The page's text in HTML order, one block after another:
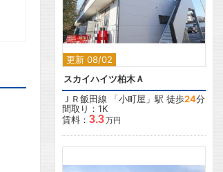
更新 08/02
スカイハイツ柏木Ａ
ＪＲ飯田線 「小町屋 」駅 徒歩24分
間取り：1K
賃料： 3.3万円